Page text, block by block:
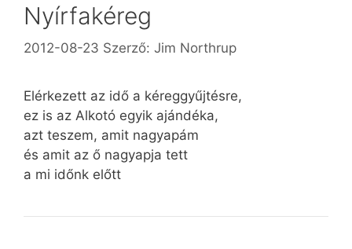
Nyírfakéreg
2012-08-23 Szerző: Jim Northrup
Elérkezett az idő a kéreggyűjtésre,
ez is az Alkotó egyik ajándéka,
azt teszem, amit nagyapám
és amit az ő nagyapja tett
a mi időnk előtt